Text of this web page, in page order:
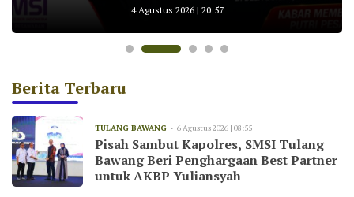
untuk AKBP Yuliansyah
KNMP Pesawaran
4 Agustus 2026 | 20:57
Wisata Cakat Raya
Tulang Bawang
Kemarau
Berita Terbaru
TULANG BAWANG 6 Agustus 2026 | 08:55
Pisah Sambut Kapolres, SMSI Tulang
Bawang Beri Penghargaan Best Partner
untuk AKBP Yuliansyah